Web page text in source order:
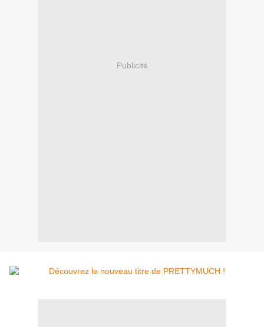
Publicité